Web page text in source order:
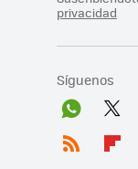
privacidad
Síguenos
Wh
Twit